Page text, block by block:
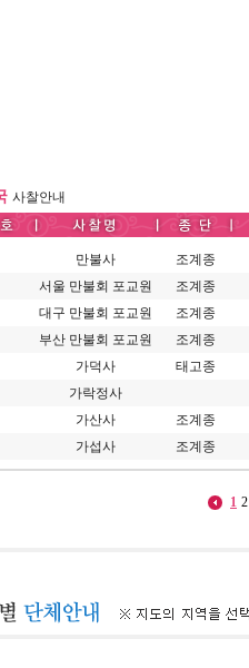
사찰안내
만불사 조계종
서울 만불회 포교원 조계종
대구 만불회 포교원 조계종
부산 만불회 포교원 조계종
가덕사 태고종
가락정사
가산사 조계종
가섭사 조계종
1 2